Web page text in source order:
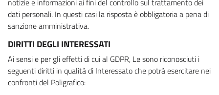
notizie e informazioni ai fini del controllo sul trattamento dei
dati personali. In questi casi la risposta è obbligatoria a pena di
sanzione amministrativa.
DIRITTI DEGLI INTERESSATI
Ai sensi e per gli effetti di cui al GDPR, Le sono riconosciuti i
seguenti diritti in qualità di Interessato che potrà esercitare nei
confronti del Poligrafico: